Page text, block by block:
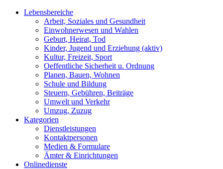
Lebensbereiche
Arbeit, Soziales und Gesundheit
Einwohnerwesen und Wahlen
Geburt, Heirat, Tod
Kinder, Jugend und Erziehung (aktiv)
Kultur, Freizeit, Sport
Oeffentliche Sicherheit u. Ordnung
Planen, Bauen, Wohnen
Schule und Bildung
Steuern, Gebühren, Beiträge
Umwelt und Verkehr
Umzug, Zuzug
Kategorien
Dienstleistungen
Kontaktpersonen
Medien & Formulare
Ämter & Einrichtungen
Onlinedienste